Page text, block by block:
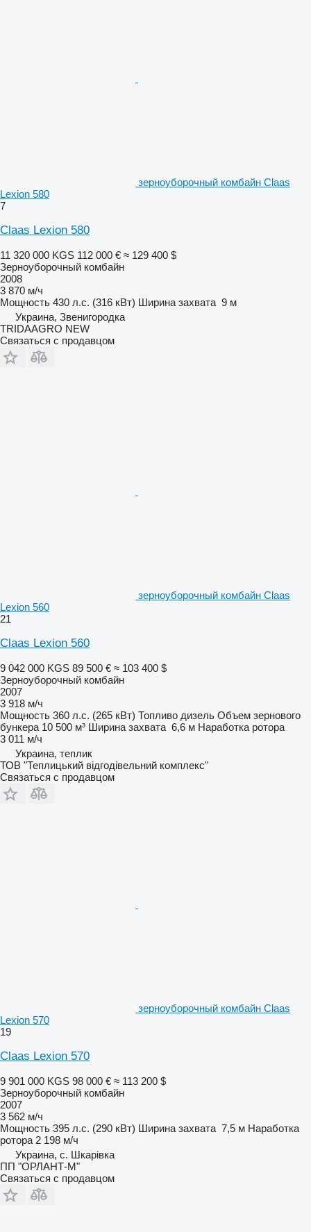
зерноуборочный комбайн Claas
Lexion 580
7
Claas Lexion 580
11 320 000 KGS 112 000 € ≈ 129 400 $
Зерноуборочный комбайн
2008
3 870 м/ч
Мощность 430 л.с. (316 кВт) Ширина захвата 9 м
Украина, Звенигородка
TRIDAAGRO NEW
Связаться с продавцом
зерноуборочный комбайн Claas
Lexion 560
21
Claas Lexion 560
9 042 000 KGS 89 500 € ≈ 103 400 $
Зерноуборочный комбайн
2007
3 918 м/ч
Мощность 360 л.с. (265 кВт) Топливо дизель Объем зернового
бункера 10 500 м³ Ширина захвата 6,6 м Наработка ротора
3 011 м/ч
Украина, теплик
ТОВ "Теплицький відгодівельний комплекс"
Связаться с продавцом
зерноуборочный комбайн Claas
Lexion 570
19
Claas Lexion 570
9 901 000 KGS 98 000 € ≈ 113 200 $
Зерноуборочный комбайн
2007
3 562 м/ч
Мощность 395 л.с. (290 кВт) Ширина захвата 7,5 м Наработка
ротора 2 198 м/ч
Украина, с. Шкарівка
ПП "ОРЛАНТ-М"
Связаться с продавцом